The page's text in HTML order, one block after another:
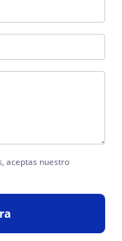
aceptas nuestro